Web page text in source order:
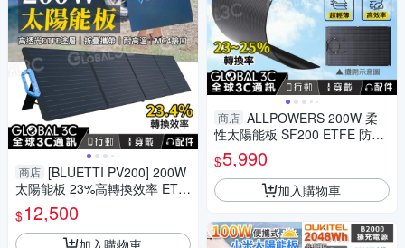
商店 [BLUETTI PV200] 200W
太陽能板 23%高轉換效率 ETF
E塗層 EB3A/EB55/EB70S
$12,500
加入購物車
商店 ALLPOWERS 200W 柔
性太陽能板 SF200 ETFE 防水
可彎曲 單晶矽 25%轉換率 MC
4接口
$5,990
加入購物車